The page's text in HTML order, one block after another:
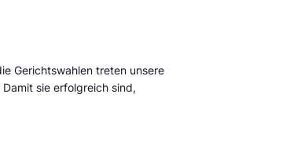
Gerichtswahlen treten unsere
sie erfolgreich sind,